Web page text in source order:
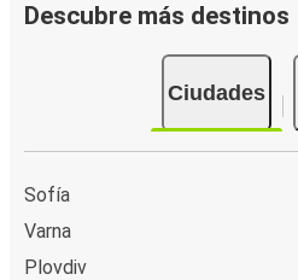
Descubre más destinos
Ciudades
Sofía
Varna
Plovdiv